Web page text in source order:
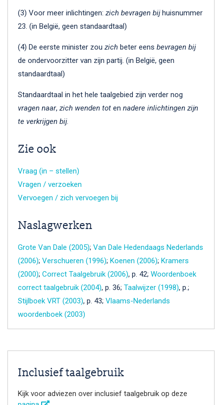
(3) Voor meer inlichtingen: zich bevragen bijhuisnummer
23. (in België, geen standaardtaal)
(4) De eerste minister zou zich beter eens bevragen bij
de ondervoorzitter van zijn partij. (in België, geen
standaardtaal)
Standaardtaal in het hele taalgebied zijn verder nog
vragen naar, zich wenden tot en nadere inlichtingen zijn
te verkrijgen bij.
Zie ook
Vraag (in – stellen)
Vragen / verzoeken
Vervoegen / zich vervoegen bij
Naslagwerken
Grote Van Dale (2005); Van Dale Hedendaags Nederlands
(2006); Verschueren (1996); Koenen (2006); Kramers
(2000); Correct Taalgebruik (2006), p. 42; Woordenboek
correct taalgebruik (2004), p. 36; Taalwijzer (1998), p.;
Stijlboek VRT (2003), p. 43; Vlaams-Nederlands
woordenboek (2003)
Inclusief taalgebruik
Kijk voor adviezen over inclusief taalgebruik op deze